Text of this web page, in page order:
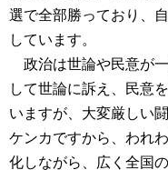
選で全部勝っており、
しています。
政治は世論や民意が
して世論に訴え、民意
いますが、大変厳しい
ケンカですから、われ
化しながら、広く全国